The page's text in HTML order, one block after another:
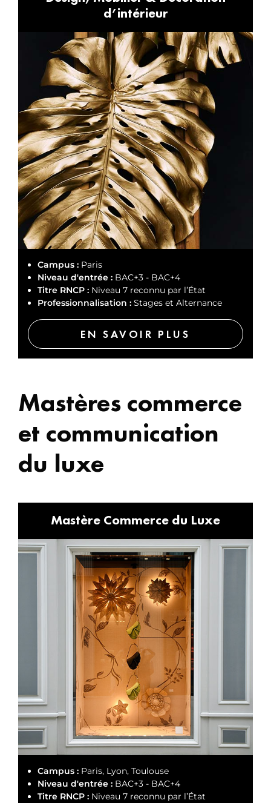
d’intérieur
Campus : Paris
Niveau d'entrée : BAC+3 - BAC+4
Titre RNCP : Niveau 7 reconnu par l’État
Professionnalisation : Stages et Alternance
EN SAVOIR PLUS
Mastères commerce
et communication
du luxe
Mastère Commerce du Luxe
Campus : Paris, Lyon, Toulouse
Niveau d'entrée : BAC+3 - BAC+4
Titre RNCP : Niveau 7 reconnu par l’État